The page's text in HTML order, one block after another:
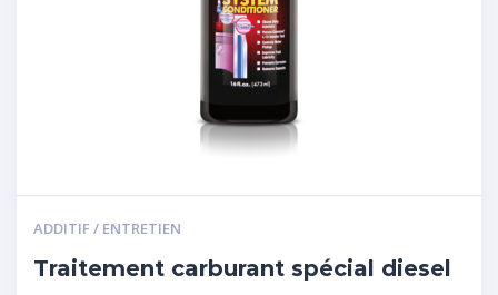
ADDITIF / ENTRETIEN
Traitement carburant spécial diesel